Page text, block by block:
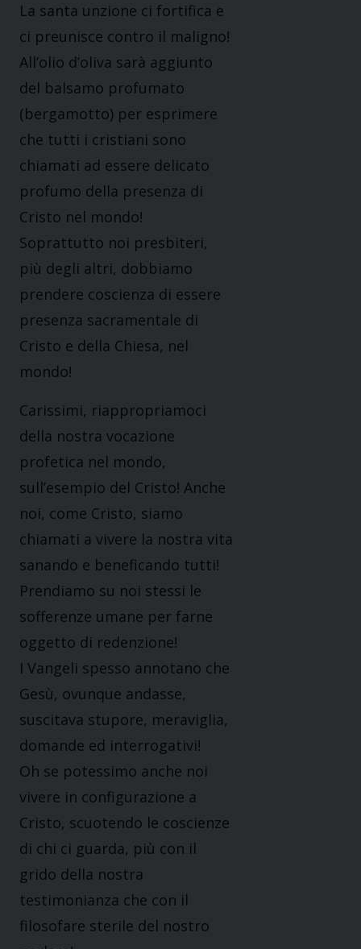
La santa unzione ci fortifica e
ci preunisce contro il maligno!
All’olio d’oliva sarà aggiunto
del balsamo profumato
(bergamotto) per esprimere
che tutti i cristiani sono
chiamati ad essere delicato
profumo della presenza di
Cristo nel mondo!
Soprattutto noi presbiteri,
più degli altri, dobbiamo
prendere coscienza di essere
presenza sacramentale di
Cristo e della Chiesa, nel
mondo!
Carissimi, riappropriamoci
della nostra vocazione
profetica nel mondo,
sull’esempio del Cristo! Anche
noi, come Cristo, siamo
chiamati a vivere la nostra vita
sanando e beneficando tutti!
Prendiamo su noi stessi le
sofferenze umane per farne
oggetto di redenzione!
I Vangeli spesso annotano che
Gesù, ovunque andasse,
suscitava stupore, meraviglia,
domande ed interrogativi!
Oh se potessimo anche noi
vivere in configurazione a
Cristo, scuotendo le coscienze
di chi ci guarda, più con il
grido della nostra
testimonianza che con il
filosofare sterile del nostro